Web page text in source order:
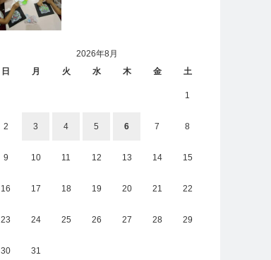
2026年8月
日
月 火 水 木 金 土
1
2 3 4 5 6 7 8
9 10 11 12 13 14 15
16 17 18 19 20 21 22
23 24 25 26 27 28 29
30
31